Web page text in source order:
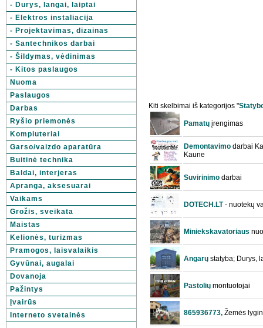
- Durys, langai, laiptai
- Elektros instaliacija
- Projektavimas, dizainas
- Santechnikos darbai
- Šildymas, vėdinimas
- Kitos paslaugos
Nuoma
Paslaugos
Darbas
Ryšio priemonės
Kompiuteriai
Garso/vaizdo aparatūra
Buitinė technika
Baldai, interjeras
Apranga, aksesuarai
Vaikams
Grožis, sveikata
Maistas
Kelionės, turizmas
Pramogos, laisvalaikis
Gyvūnai, augalai
Dovanoja
Pažintys
Įvairūs
Interneto svetainės
Kiti skelbimai iš kategorijos "
Pamatų įrengimas
Demontavimo darbai
Kaune
Suvirinimo darbai
DOTECH.LT- nuotekų
Miniekskavatoriaus
Angarų statyba; Durys,
Pastolių montuotojai
865936773, Žemės